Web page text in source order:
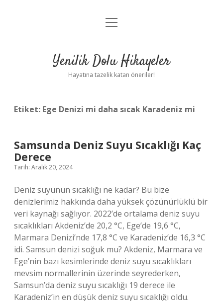
Anasayfa
Yasal Uyarı
menüyü
Yenilik Dolu Hikayeler
Hayatına tazelik katan öneriler!
Etiket: Ege Denizi mi daha sıcak Karadeniz mi
Samsunda Deniz Suyu Sıcaklığı Kaç
Derece
Tarih: Aralık 20, 2024
Deniz suyunun sıcaklığı ne kadar? Bu bize
denizlerimiz hakkında daha yüksek çözünürlüklü bir
veri kaynağı sağlıyor. 2022’de ortalama deniz suyu
sıcaklıkları Akdeniz’de 20,2 °C, Ege’de 19,6 °C,
Marmara Denizi’nde 17,8 °C ve Karadeniz’de 16,3 °C
idi. Samsun denizi soğuk mu? Akdeniz, Marmara ve
Ege’nin bazı kesimlerinde deniz suyu sıcaklıkları
mevsim normallerinin üzerinde seyrederken,
Samsun’da deniz suyu sıcaklığı 19 derece ile
Karadeniz’in en düşük deniz suyu sıcaklığı oldu.